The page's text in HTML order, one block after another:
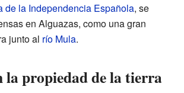
de la Independencia Española, se
en Alguazas, como una gran
junto al río Mula.
la propiedad de la tierra